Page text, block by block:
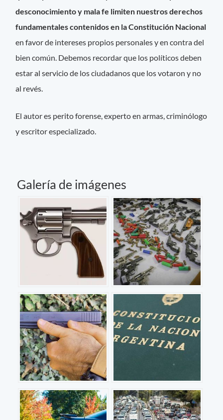
desconocimiento y mala fe limiten nuestros derechos
fundamentales contenidos en la Constitución Nacional
en favor de intereses propios personales y en contra del
bien común. Debemos recordar que los políticos deben
estar al servicio de los ciudadanos que los votaron y no
al revés.
El autor es perito forense, experto en armas, criminólogo
y escritor especializado.
Galería de imágenes